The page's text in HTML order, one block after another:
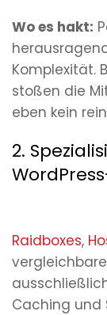
Wo es hakt:
Komplexität.
stoßen die
eben kein
2.
Raidboxes,
Caching und